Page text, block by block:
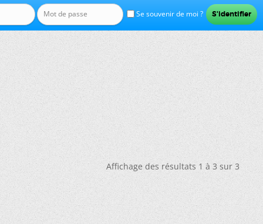
Se souvenir de moi ?
Affichage des résultats 1 à 3 sur 3